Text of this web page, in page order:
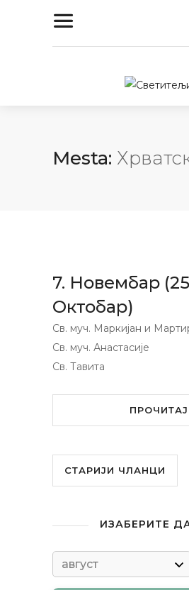
Mesta:
7. Новембар
Октобар)
Св. муч. Маркијан и
Св. муч. Анастасије
Св. Тавита
ПРОЧИТАЈ
СТАРИЈИ ЧЛАНЦИ
ИЗАБЕРИТЕ